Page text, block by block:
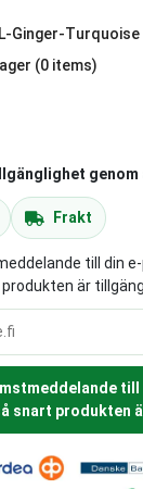
Ginger-Turquoise
(0 items)
Frakt
till din
är
snart produkten